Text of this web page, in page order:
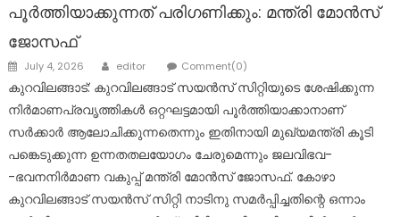
പൂർത്തിയാക്കുന്നത് പരിഗണിക്കും: മന്ത്രി മോൻസ്
ജോസഫ്
Posted
July 4, 2026 Author
editor Comment(0)
കുറവിലങ്ങാട്: കുറവിലങ്ങാട് സയൻസ് സിറ്റിയുടെ ശേഷിക്കുന്ന
നിർമാണപ്രവൃത്തികൾ ഒറ്റഘട്ടമായി പൂർത്തിയാക്കാനാണ്
സർക്കാർ ആലോചിക്കുന്നതെന്നും ഇതിനായി മുഖ്യമന്ത്രി കൂടി
പങ്കെടുക്കുന്ന ഉന്നതതലയോഗം ചേരുമെന്നും ജലവിഭവ-
-ഭവനനിർമാണ വകുപ്പ് മന്ത്രി മോൻസ് ജോസഫ്. കോഴാ
കുറവിലങ്ങാട് സയൻസ് സിറ്റി നാടിനു സമർപ്പിച്ചതിന്റെ ഒന്നാം